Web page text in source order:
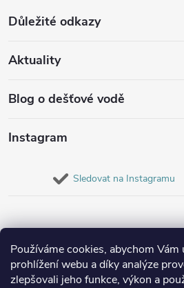
Používáme cookies, abychom
prohlížení webu a díky analýze
zlepšovali jeho funkce, výkon a
Důležité odkazy
Aktuality
Blog o dešťové vodě
Instagram
Sledovat na Instagramu